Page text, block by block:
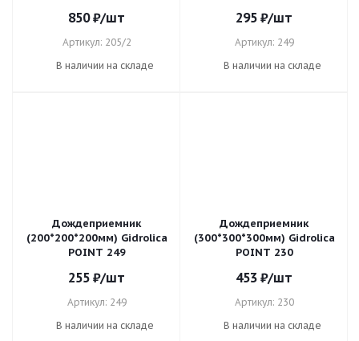
850₽/шт
Артикул: 205/2
В наличии на складе
295 ₽/шт
Артикул: 249
В наличии на складе
Дождеприемник
(200*200*200мм) Gidrolica
POINT 249
255 ₽/шт
Артикул: 249
В наличии на складе
Дождеприемник
(300*300*300мм) Gidrolica
POINT 230
453 ₽/шт
Артикул: 230
В наличии на складе